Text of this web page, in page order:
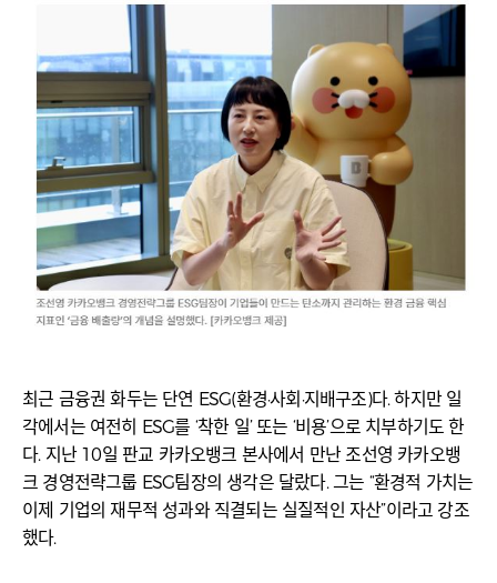
최근 금융권 화두는 단연 ESG(환경·사회·지배구조)다. 하지만 일
각에서는 여전히 ESG를 ‘착한 일’ 또는 ‘비용’으로 치부하기도 한
다. 지난 10일 판교 카카오뱅크 본사에서 만난 조선영 카카오뱅
크 경영전략그룹 ESG팀장의 생각은 달랐다. 그는 “환경적 가치는
이제 기업의 재무적 성과와 직결되는 실질적인 자산”이라고 강조
했다.